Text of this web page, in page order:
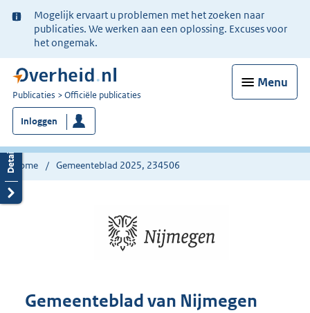
Ter
informatie:
Mogelijk ervaart u problemen met het zoeken naar
publicaties. We werken aan een oplossing. Excuses voor
het ongemak.
Menu
U
bent
nu
hier:
Publicaties Officiële publicaties
Inloggen
Home Gemeenteblad 2025, 234506
Gemeenteblad van Nijmegen